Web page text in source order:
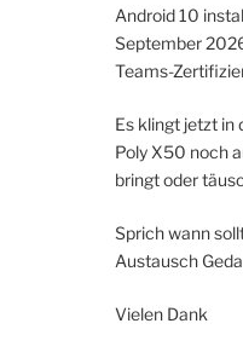
Android 10
September
Teams-
Es klingt jetzt in
Poly X50 noch
bringt oder
Sprich wann
Austausch
Vielen Dank